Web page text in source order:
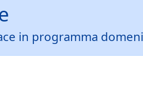
in programma